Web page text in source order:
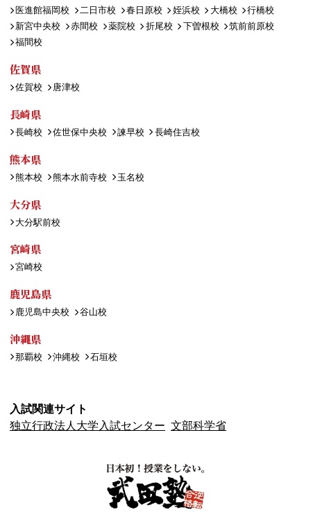
医進館福岡校
二日市校 春日原校 姪浜校 大橋校
行橋校
新宮中央校
赤間校 薬院校 折尾校 下曽根校
筑前前原校
福間校
佐賀県
佐賀校 唐津校
長崎県
長崎校 佐世保中央校 諫早校 長崎住吉校
熊本県
熊本校 熊本水前寺校 玉名校
大分県
大分駅前校
宮崎県
宮崎校
鹿児島県
鹿児島中央校 谷山校
沖縄県
那覇校 沖縄校 石垣校
入試関連サイト
独立行政法人大学入試センター 文部科学省